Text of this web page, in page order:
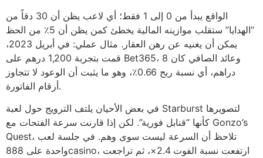
الواقع يبدأ من 0 إلى 1 فقط؛ أي لاعب يظن أن 30 دقاً من
“الهدايا” ستقلب موازينه المالية يخطئ كمن يظن أن 5٪ من الحظ
يمكن أن يغنيه عن رهن العقار. مثال عملي: في أبريل 2023،
قمت بتجربة 1,200 درهم على Bet365، وعائد الصافي كان 8
دراهم، أي نسبة ربح 0.66٪، وهو ما يثبت أن الوعود لا تتجاوز
أرقام الفاتورة.
في بعض الأحيان يلتف الترويج حول لعبة Starburst لتصويرها
كأنها “قنابل فورية”. لكن إذا قارنت سرعة الفتحات مع Gonzo’s
Quest، تلاحظ أن السرعة ليست سوى وهم. في جلسة لعب
واحدة على 888casino، ارتفعت نسبة الفوت 2.4×، ثم تراجعت